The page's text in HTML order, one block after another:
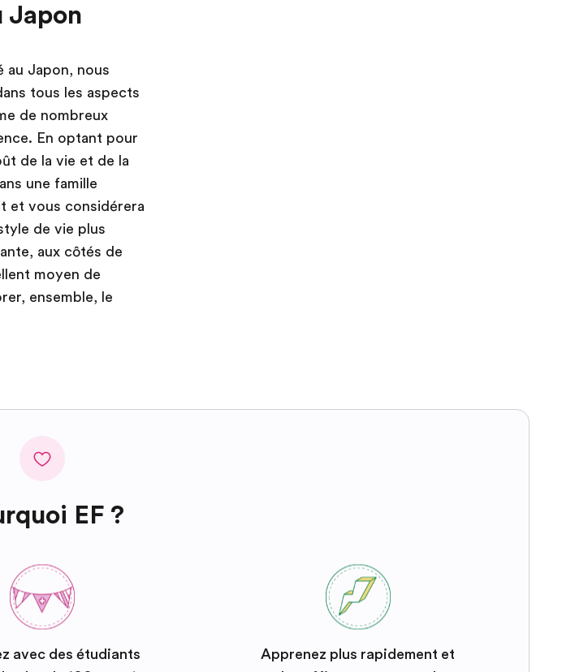
Japon
au Japon, nous
tous les aspects
de nombreux
En optant pour
de la vie et de la
une famille
et vous considérera
de vie plus
aux côtés de
moyen de
ensemble, le
EF ?
avec des étudiants
Apprenez plus rapidement et